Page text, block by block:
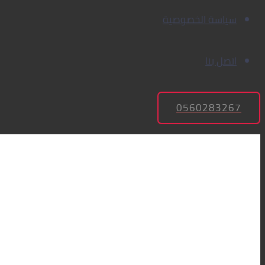
سياسة الخصوصية
اتصل بنا
0560283267